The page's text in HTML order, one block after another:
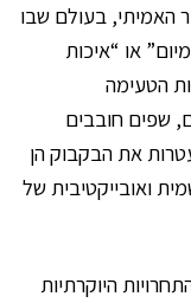
האמיתי, בעולם שבו
או “איכות
הטעימה
שפים חובבים
את הבקבוק הן
ואובייקטיבית של
היוקרתיות